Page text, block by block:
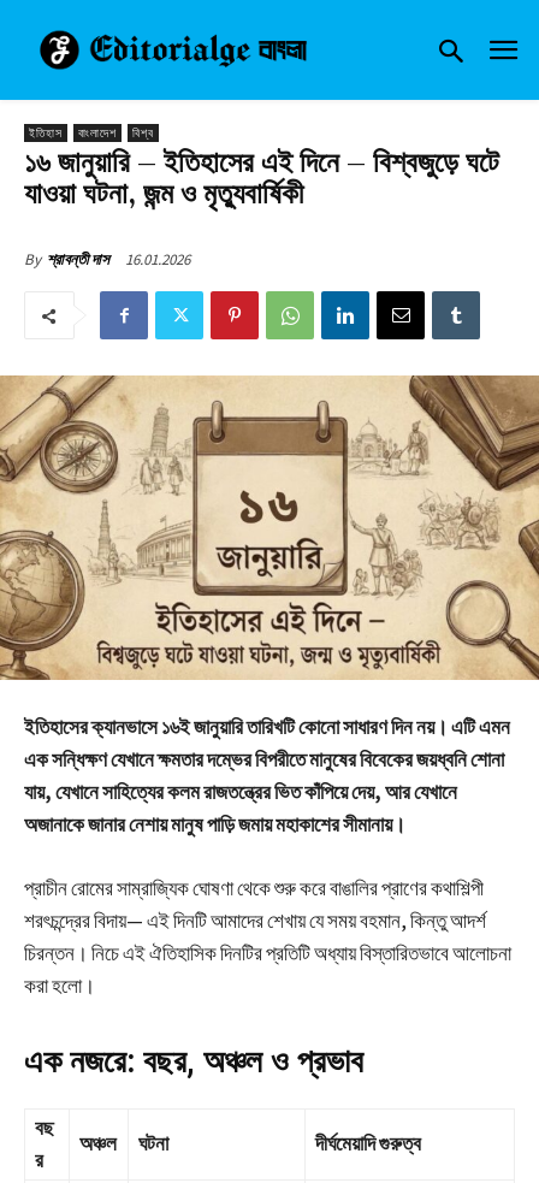
ইতিহাস বাংলাদেশ বিশ্ব
১৬ জানুয়ারি – ইতিহাসের এই দিনে – বিশ্বজুড়ে ঘটে
যাওয়া ঘটনা, জন্ম ও মৃত্যুবার্ষিকী
By শ্রাবন্তী দাস 16.01.2026
ইতিহাসের ক্যানভাসে ১৬ই জানুয়ারি তারিখটি কোনো সাধারণ দিন নয়। এটি এমন
এক সন্ধিক্ষণ যেখানে ক্ষমতার দম্ভের বিপরীতে মানুষের বিবেকের জয়ধ্বনি শোনা
যায়, যেখানে সাহিত্যের কলম রাজতন্ত্রের ভিত কাঁপিয়ে দেয়, আর যেখানে
অজানাকে জানার নেশায় মানুষ পাড়ি জমায় মহাকাশের সীমানায়।
প্রাচীন রোমের সাম্রাজ্যিক ঘোষণা থেকে শুরু করে বাঙালির প্রাণের কথাশিল্পী
শরৎচন্দ্রের বিদায়— এই দিনটি আমাদের শেখায় যে সময় বহমান, কিন্তু আদর্শ
চিরন্তন। নিচে এই ঐতিহাসিক দিনটির প্রতিটি অধ্যায় বিস্তারিতভাবে আলোচনা
করা হলো।
এক নজরে: বছর, অঞ্চল ও প্রভাব
বছ
র
অঞ্চল ঘটনা দীর্ঘমেয়াদি গুরুত্ব